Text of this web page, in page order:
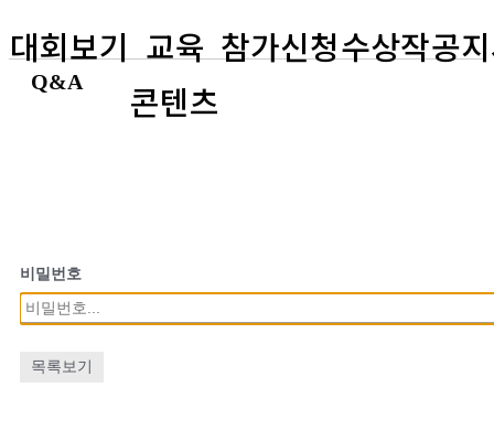
대회보기 교육
콘텐츠
참가신청수상작공
Q&A
비밀번호
목록보기